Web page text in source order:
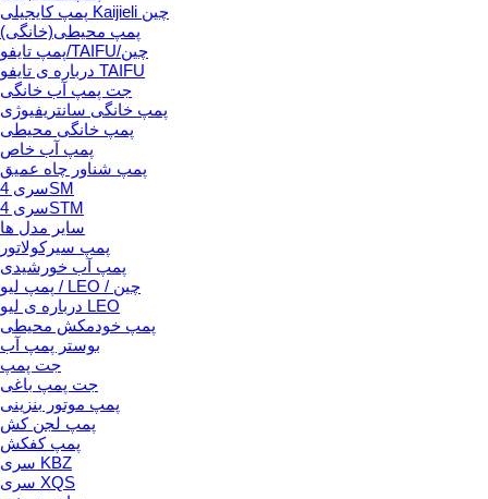
پمپ کایجیلی Kaijieli چین
پمپ محیطی(خانگی)
پمپ تایفو/TAIFU/چین
درباره ی تایفو TAIFU
جت پمپ آب خانگی
پمپ خانگی سانتریفیوژی
پمپ خانگی محیطی
پمپ آب خاص
پمپ شناور چاه عمیق
سری 4SM
سری 4STM
سایر مدل ها
پمپ سیرکولاتور
پمپ آب خورشیدی
پمپ لیو / LEO / چین
درباره ی لیو LEO
پمپ خودمکش محیطی
بوستر پمپ آب
جت پمپ
جت پمپ باغی
پمپ موتور بنزینی
پمپ لجن کش
پمپ کفکش
سری KBZ
سری XQS